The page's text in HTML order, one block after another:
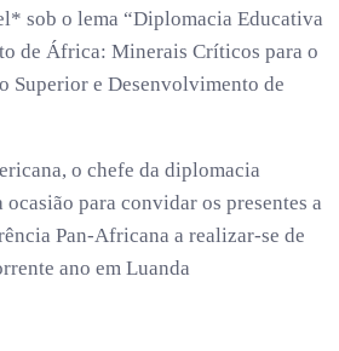
sob o lema “Diplomacia Educativa
de África: Minerais Críticos para o
Superior e Desenvolvimento de
o chefe da diplomacia
para convidar os presentes a
Pan-Africana a realizar-se de
ano em Luanda